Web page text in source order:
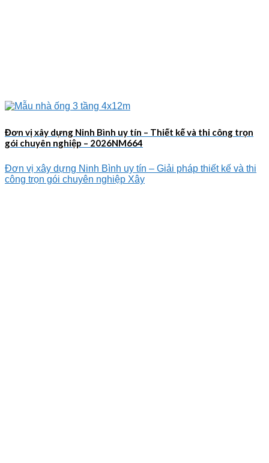
Đơn vị xây dựng Ninh Bình uy tín – Thiết kế và thi công trọn
gói chuyên nghiệp – 2026NM664
Đơn vị xây dựng Ninh Bình uy tín – Giải pháp thiết kế và thi
công trọn gói chuyên nghiệp Xây